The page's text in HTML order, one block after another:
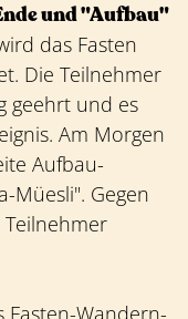
und "Aufbau"
das Fasten
Die Teilnehmer
geehrt und es
Am Morgen
Aufbau-
Müesli". Gegen
Wandern-